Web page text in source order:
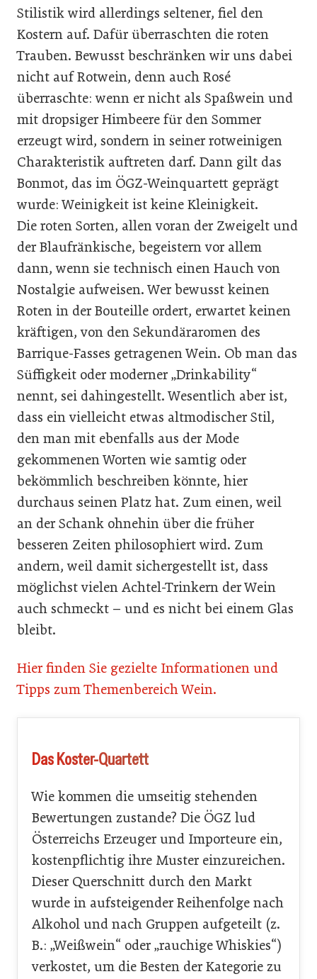
Stilistik wird allerdings seltener, fiel den
Kostern auf. Dafür überraschten die roten
Trauben. Bewusst beschränken wir uns dabei
nicht auf Rotwein, denn auch Rosé
überraschte: wenn er nicht als Spaßwein und
mit dropsiger Himbeere für den Sommer
erzeugt wird, sondern in seiner rotweinigen
Charakteristik auftreten darf. Dann gilt das
Bonmot, das im ÖGZ-Weinquartett geprägt
wurde: Weinigkeit ist keine Kleinigkeit.
Die roten Sorten, allen voran der Zweigelt und
der Blaufränkische, begeistern vor allem
dann, wenn sie technisch einen Hauch von
Nostalgie aufweisen. Wer bewusst keinen
Roten in der Bouteille ordert, erwartet keinen
kräftigen, von den Sekundäraromen des
Barrique-Fasses getragenen Wein. Ob man das
Süffigkeit oder moderner „Drinkability“
nennt, sei dahingestellt. Wesentlich aber ist,
dass ein vielleicht etwas altmodischer Stil,
den man mit ebenfalls aus der Mode
gekommenen Worten wie samtig oder
bekömmlich beschreiben könnte, hier
durchaus seinen Platz hat. Zum einen, weil
an der Schank ohnehin über die früher
besseren Zeiten philosophiert wird. Zum
andern, weil damit sichergestellt ist, dass
möglichst vielen Achtel-Trinkern der Wein
auch schmeckt – und es nicht bei einem Glas
bleibt.
Hier finden Sie gezielte Informationen und
Tipps zum Themenbereich Wein.
Das Koster-Quartett
Wie kommen die umseitig stehenden
Bewertungen zustande? Die ÖGZ lud
Österreichs Erzeuger und Importeure ein,
kostenpflichtig ihre Muster einzureichen.
Dieser Querschnitt durch den Markt
wurde in aufsteigender Reihenfolge nach
Alkohol und nach Gruppen aufgeteilt (z.
B.: „Weißwein“ oder „rauchige Whiskies“)
verkostet, um die Besten der Kategorie zu